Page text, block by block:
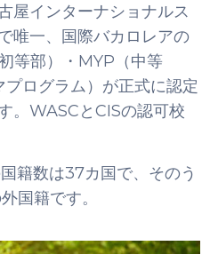
屋インターナショナルス
唯一、国際バカロレアの
等部）・MYP（中等
ログラム）が正式に認定
。WASCとCISの認可校
籍数は37カ国で、そのう
国籍です。